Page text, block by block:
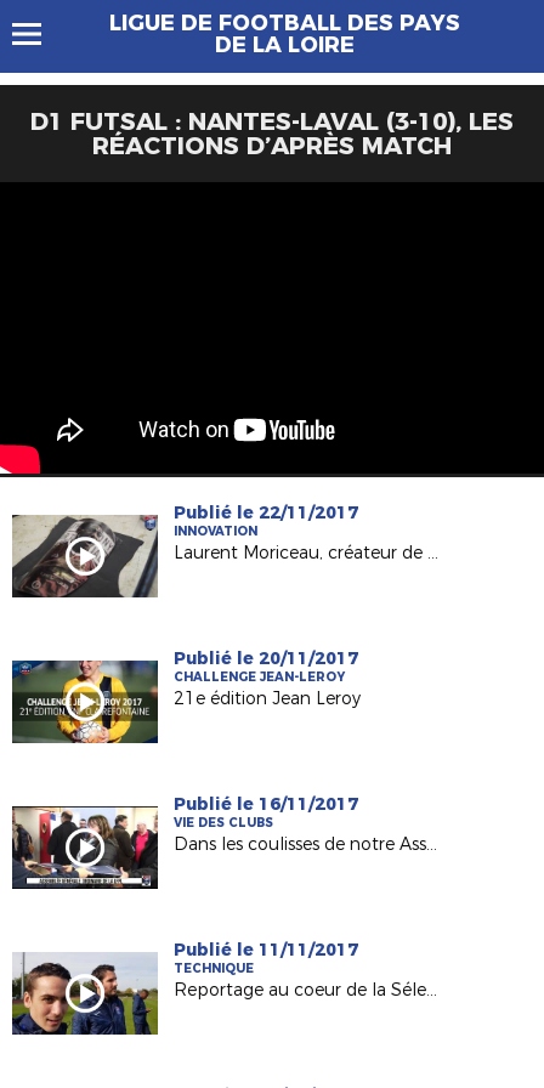
LIGUE DE FOOTBALL DES PAYS
DE LA LOIRE
D1 FUTSAL : NANTES-LAVAL (3-10), LES
RÉACTIONS D’APRÈS MATCH
Publié le 22/11/2017
INNOVATION
Laurent Moriceau, créateur de protège-tibias sur mesure !
Publié le 20/11/2017
CHALLENGE JEAN-LEROY
21e édition Jean Leroy
Publié le 16/11/2017
VIE DES CLUBS
Dans les coulisses de notre Assemblée Générale
Publié le 11/11/2017
TECHNIQUE
Reportage au coeur de la Sélection LFPL !